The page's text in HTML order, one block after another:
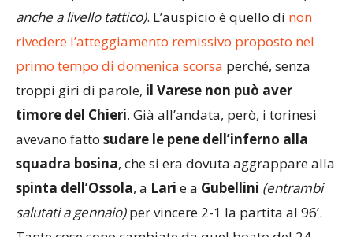
rivedere l’atteggiamento remissivo proposto nel
primo tempo di domenica scorsaperché, senza
troppi giri di parole,il Varese non può aver
timore del Chieri. Già all’andata, però, i torinesi
avevano fattosudare le pene dell’inferno alla
squadra bosina, che si era dovuta aggrappare alla
spinta dell’Ossola, aLarie aGubellini(entrambi
salutati a gennaio)per vincere 2-1 la partita al 96’.
Tante cose sono cambiate da quel boato del 24